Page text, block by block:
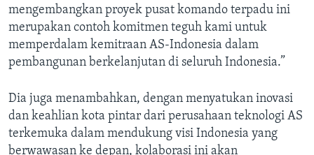
mengembangkan proyek pusat komando terpadu ini
merupakan contoh komitmen teguh kami untuk
memperdalam kemitraan AS-Indonesia dalam
pembangunan berkelanjutan di seluruh Indonesia.”
Dia juga menambahkan, dengan menyatukan inovasi
dan keahlian kota pintar dari perusahaan teknologi AS
terkemuka dalam mendukung visi Indonesia yang
berwawasan ke depan, kolaborasi ini akan